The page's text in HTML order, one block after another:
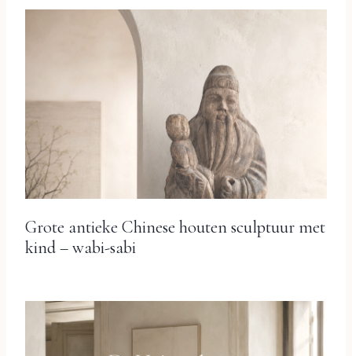
Grote antieke Chinese houten sculptuur met
kind – wabi-sabi